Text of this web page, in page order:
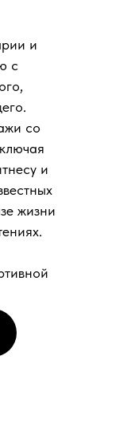
и
с
со
и
жизни